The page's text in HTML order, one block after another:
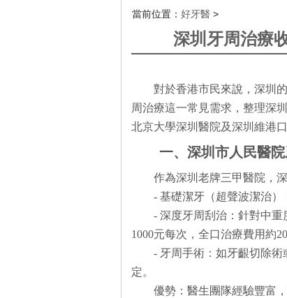
當前位置： 好牙醫 >
深圳牙周治療
對於香港市民來說，深圳
周治療這一常見需求，整理深
北京大學深圳醫院及深圳維港
一、深圳市人民醫
作為深圳老牌三甲醫院，
- 基礎潔牙（超聲波潔治
- 深度牙周刮治：針對中重
1000元每次，全口治療費用約
- 牙周手術：如牙齦切除術
定。
優勢：醫生團隊經驗豐富